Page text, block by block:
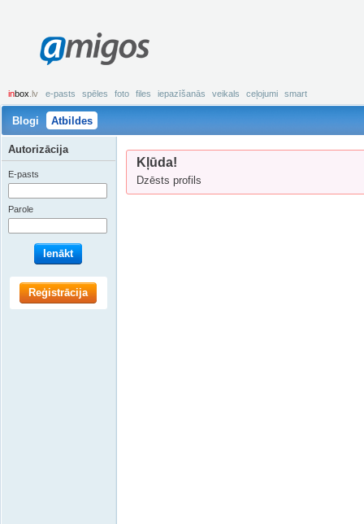
amigos
inbox .lv e-pasts spēles foto files iepazīšanās veikals ceļojumi smart
Blogi Atbildes
Kļūda!
Dzēsts profils
Autorizācija
E-pasts
Parole
Ienākt
Reģistrācija